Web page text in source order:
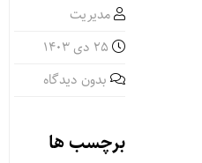
مدیریت
بدون دیدگاه
برچسب ها